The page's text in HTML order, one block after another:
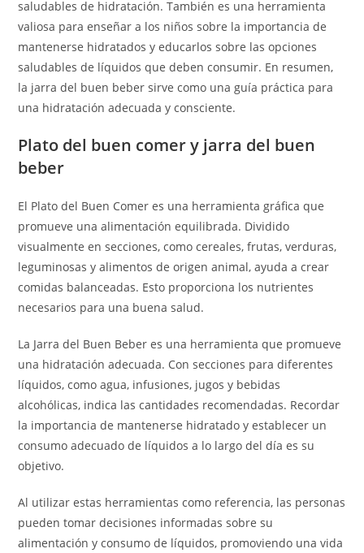
saludables de hidratación. También es una herramienta
valiosa para enseñar a los niños sobre la importancia de
mantenerse hidratados y educarlos sobre las opciones
saludables de líquidos que deben consumir. En resumen,
la jarra del buen beber sirve como una guía práctica para
una hidratación adecuada y consciente.
Plato del buen comer y jarra del buen
beber
El Plato del Buen Comer es una herramienta gráfica que
promueve una alimentación equilibrada. Dividido
visualmente en secciones, como cereales, frutas, verduras,
leguminosas y alimentos de origen animal, ayuda a crear
comidas balanceadas. Esto proporciona los nutrientes
necesarios para una buena salud.
La Jarra del Buen Beber es una herramienta que promueve
una hidratación adecuada. Con secciones para diferentes
líquidos, como agua, infusiones, jugos y bebidas
alcohólicas, indica las cantidades recomendadas. Recordar
la importancia de mantenerse hidratado y establecer un
consumo adecuado de líquidos a lo largo del día es su
objetivo.
Al utilizar estas herramientas como referencia, las personas
pueden tomar decisiones informadas sobre su
alimentación y consumo de líquidos, promoviendo una vida